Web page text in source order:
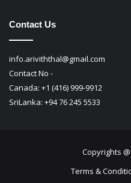
Contact Us
info.ariviththal@gmail.com
Contact No -
Canada: +1 (416) 999-9912
SriLanka: +94 76 245 5533
Copyrights
Terms &